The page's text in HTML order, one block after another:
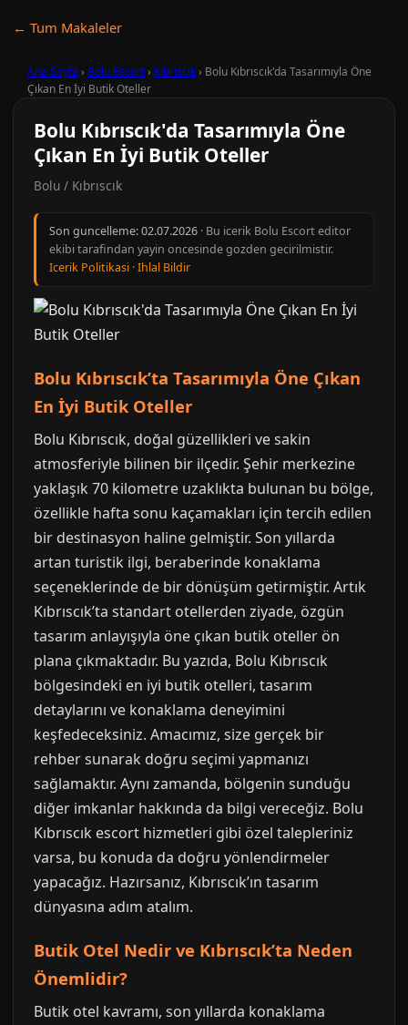
← Tum Makaleler
Ana Sayfa › Bolu Escort› Kıbrıscık› Bolu Kıbrıscık'da Tasarımıyla Öne
Çıkan En İyi Butik Oteller
Bolu Kıbrıscık'da Tasarımıyla Öne
Çıkan En İyi Butik Oteller
Bolu / Kıbrıscık
Son guncelleme:02.07.2026 · Bu icerik Bolu Escort editor
ekibi tarafindan yayin oncesinde gozden gecirilmistir.
Icerik Politikasi ·Ihlal Bildir
Bolu Kıbrıscık’ta Tasarımıyla Öne Çıkan
En İyi Butik Oteller
Bolu Kıbrıscık, doğal güzellikleri ve sakin
atmosferiyle bilinen bir ilçedir. Şehir merkezine
yaklaşık 70 kilometre uzaklıkta bulunan bu bölge,
özellikle hafta sonu kaçamakları için tercih edilen
bir destinasyon haline gelmiştir. Son yıllarda
artan turistik ilgi, beraberinde konaklama
seçeneklerinde de bir dönüşüm getirmiştir. Artık
Kıbrıscık’ta standart otellerden ziyade, özgün
tasarım anlayışıyla öne çıkan butik oteller ön
plana çıkmaktadır. Bu yazıda, Bolu Kıbrıscık
bölgesindeki en iyi butik otelleri, tasarım
detaylarını ve konaklama deneyimini
keşfedeceksiniz. Amacımız, size gerçek bir
rehber sunarak doğru seçimi yapmanızı
sağlamaktır. Aynı zamanda, bölgenin sunduğu
diğer imkanlar hakkında da bilgi vereceğiz. Bolu
Kıbrıscık escort hizmetleri gibi özel talepleriniz
varsa, bu konuda da doğru yönlendirmeler
yapacağız. Hazırsanız, Kıbrıscık’ın tasarım
dünyasına adım atalım.
Butik Otel Nedir ve Kıbrıscık’ta Neden
Önemlidir?
Butik otel kavramı, son yıllarda konaklama